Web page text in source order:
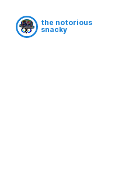
the notorious
snacky